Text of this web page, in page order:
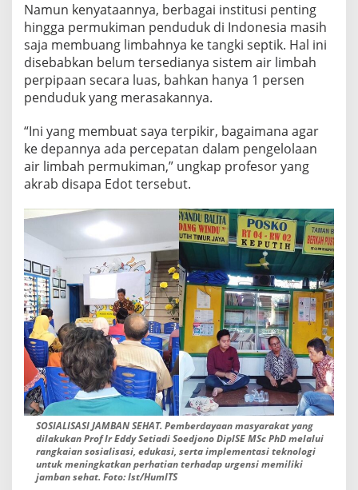
I
M
A
N
D
D
O
N
E
A
Namun kenyataannya, berbagai institusi penting
hingga permukiman penduduk di Indonesia masih
saja membuang limbahnya ke tangki septik. Hal ini
disebabkan belum tersedianya sistem air limbah
perpipaan secara luas, bahkan hanya 1 persen
penduduk yang merasakannya.
“Ini yang membuat saya terpikir, bagaimana agar
ke depannya ada percepatan dalam pengelolaan
air limbah permukiman,” ungkap profesor yang
akrab disapa Edot tersebut.
SOSIALISASI JAMBAN SEHAT. Pemberdayaan masyarakat yang
dilakukan Prof Ir Eddy Setiadi Soedjono DiplSE MSc PhD melalui
rangkaian sosialisasi, edukasi, serta implementasi teknologi
untuk meningkatkan perhatian terhadap urgensi memiliki
jamban sehat. Foto: Ist/HumITS